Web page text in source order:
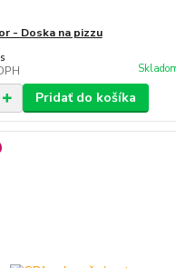
- Doska na pizzu
Pridať do košíka